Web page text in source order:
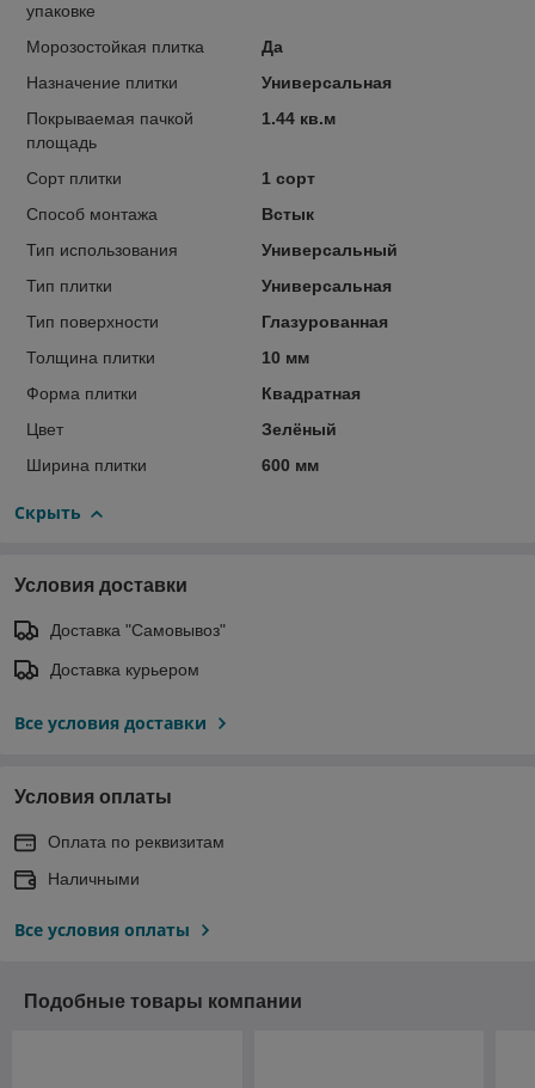
упаковке
Морозостойкая плитка
Да
Назначение плитки
Универсальная
Покрываемая пачкой
площадь
1.44 кв.м
Сорт плитки
1 сорт
Способ монтажа
Встык
Тип использования
Универсальный
Тип плитки
Универсальная
Тип поверхности
Глазурованная
Толщина плитки
10 мм
Форма плитки
Квадратная
Цвет
Зелёный
Ширина плитки
600 мм
Скрыть
Условия доставки
Доставка "Самовывоз"
Доставка курьером
Все условия доставки
Условия оплаты
Оплата по реквизитам
Наличными
Все условия оплаты
Подобные товары компании